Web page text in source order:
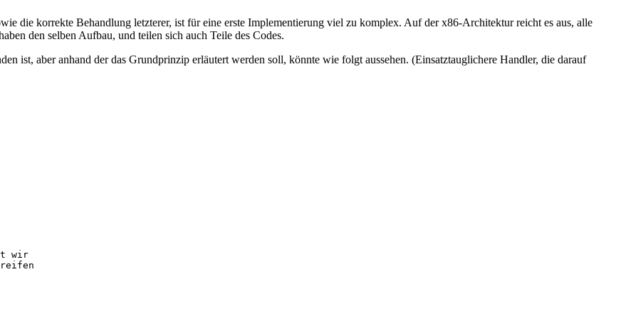
die korrekte Behandlung letzterer, ist für eine erste Implementierung viel zu komplex. Auf der x86-Architektur reicht es aus, alle
den selben Aufbau, und teilen sich auch Teile des Codes.
ist, aber anhand der das Grundprinzip erläutert werden soll, könnte wie folgt aussehen. (Einsatztauglichere Handler, die darauf
wir